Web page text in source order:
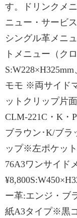
す。ドリンクメ
ニュー・サービ
シングル革メニ
トメニュー（ク
モモ ※両サイド
ットクリップ片
CLM-221C・K・
ブラウン･K/ブラ
ップ※左ポケッ
76A3ワンサイド
ー革:エンジ・
紙A3タイプ※黒